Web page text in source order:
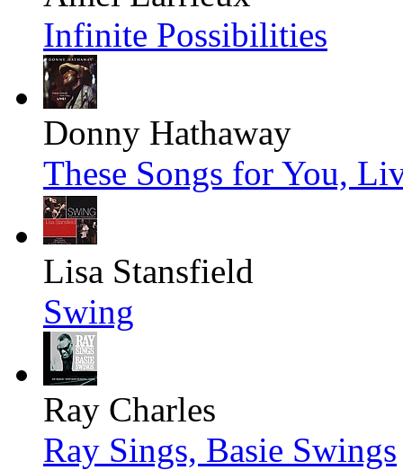
Infinite Possibilities
Donny Hathaway
These Songs for You,
Lisa Stansfield
Swing
Ray Charles
Ray Sings, Basie Swings